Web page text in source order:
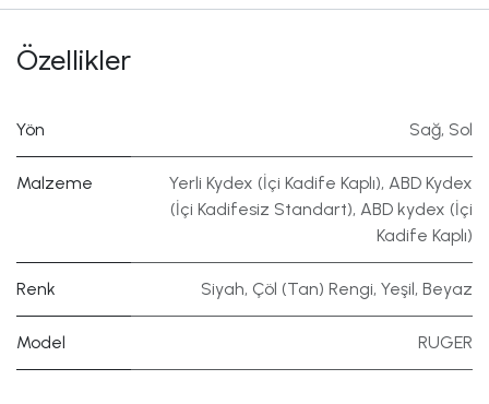
Özellikler
Yön Sağ, Sol
Malzeme Yerli Kydex (İçi Kadife Kaplı), ABD Kydex
(İçi Kadifesiz Standart), ABD kydex (İçi
Kadife Kaplı)
Renk Siyah, Çöl (Tan) Rengi, Yeşil, Beyaz
Model RUGER